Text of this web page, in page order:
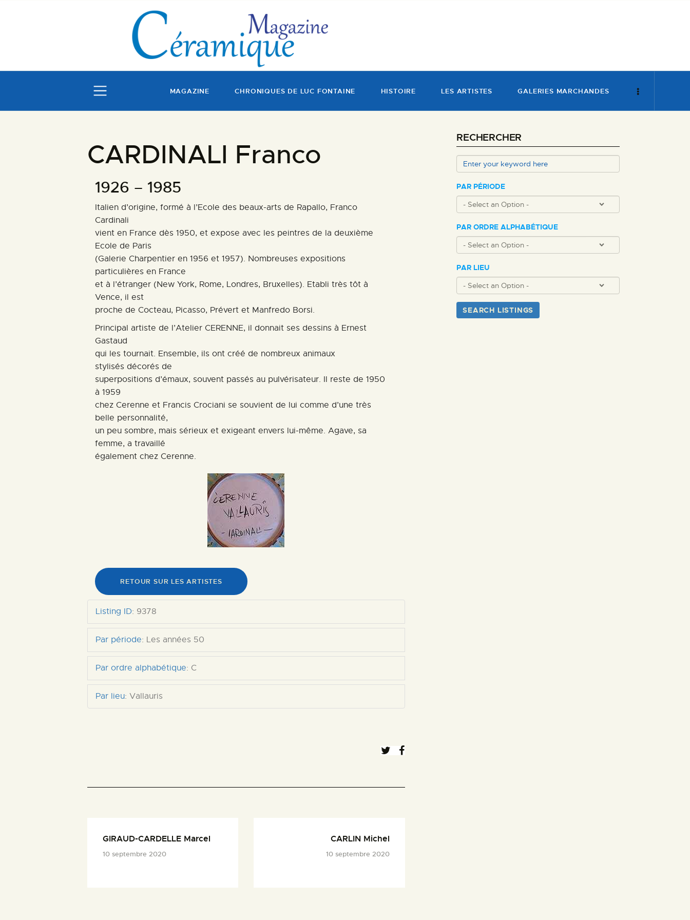
MAGAZINE CHRONIQUES DE LUC FONTAINE HISTOIRE LES ARTISTES GALERIES MARCHANDES
MAGAZINE
CHRONIQUES DE LUC
FONTAINE
HISTOIRE
GALERIES
DOCUMENTATION
CONTACT
ESPACE PRO
CARDINALI Franco
1926 – 1985
Italien d’origine, formé à l’Ecole des beaux-arts de Rapallo, Franco
Cardinali
vient en France dès 1950, et expose avec les peintres de la deuxième
Ecole de Paris
(Galerie Charpentier en 1956 et 1957). Nombreuses expositions
particulières en France
et à l’étranger (New York, Rome, Londres, Bruxelles). Etabli très tôt à
Vence, il est
proche de Cocteau, Picasso, Prévert et Manfredo Borsi.
Principal artiste de l’Atelier CERENNE, il donnait ses dessins à Ernest
Gastaud
qui les tournait. Ensemble, ils ont créé de nombreux animaux
stylisés décorés de
superpositions d’émaux, souvent passés au pulvérisateur. Il reste de 1950
à 1959
chez Cerenne et Francis Crociani se souvient de lui comme d’une très
belle personnalité,
un peu sombre, mais sérieux et exigeant envers lui-même. Agave, sa
femme, a travaillé
également chez Cerenne.
RETOUR SUR LES ARTISTES
Listing ID: 9378
Par période: Les années 50
Par ordre alphabétique: C
Par lieu: Vallauris
GIRAUD-CARDELLE Marcel
10 septembre 2020
CARLIN Michel
10 septembre 2020
RECHERCHER
PAR PÉRIODE
PAR ORDRE ALPHABÉTIQUE
PAR LIEU
SEARCH LISTINGS